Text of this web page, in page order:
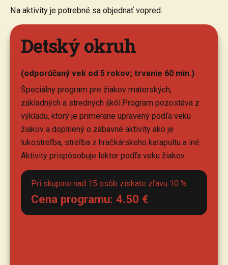
Na aktivity je potrebné sa objednať vopred.
Detský okruh
(odporúčaný vek od 5 rokov; trvanie 60 min.)
Špeciálny program pre žiakov materských,
základných a stredných škôl.Program pozostáva z
výkladu, ktorý je primerane upravený podľa veku
žiakov a doplnený o zábavné aktivity ako je
lukostreľba, streľba z hračkárskeho katapultu a iné.
Aktivity prispôsobuje lektor podľa veku žiakov.
Pri skupine nad 15 osôb získate zľavu 10 %
Cena programu:4.50 €